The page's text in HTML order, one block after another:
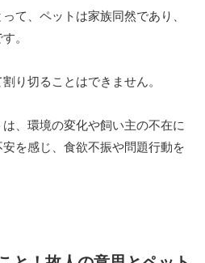
て、ペットは家族同然であり、
。
り切ることはできません。
、環境の変化や飼い主の不在に
を感じ、食欲不振や問題行動を